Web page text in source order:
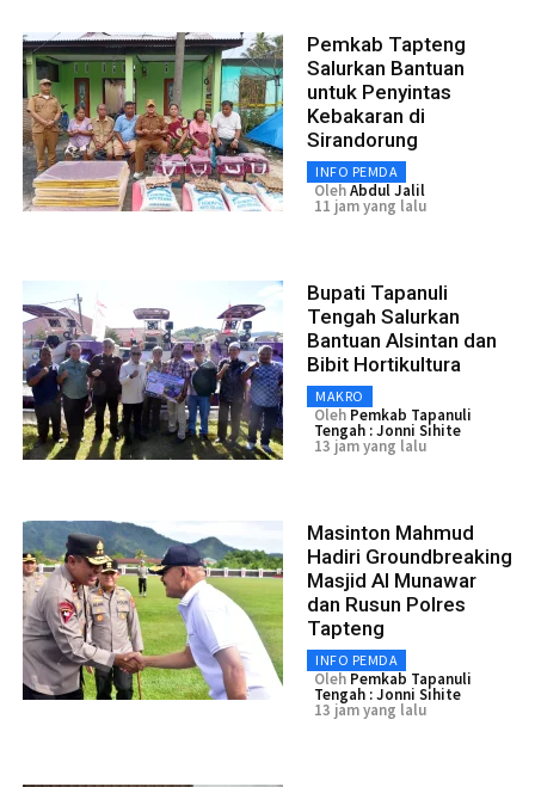
Pemkab Tapteng
Salurkan Bantuan
untuk Penyintas
Kebakaran di
Sirandorung
INFO PEMDA
OlehAbdul Jalil
11 jam yang lalu
Bupati Tapanuli
Tengah Salurkan
Bantuan Alsintan dan
Bibit Hortikultura
MAKRO
Oleh Pemkab Tapanuli
Tengah : Jonni Sihite
13 jam yang lalu
Masinton Mahmud
Hadiri Groundbreaking
Masjid Al Munawar
dan Rusun Polres
Tapteng
INFO PEMDA
Oleh Pemkab Tapanuli
Tengah : Jonni Sihite
13 jam yang lalu